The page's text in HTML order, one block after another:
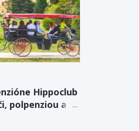
Hippoclub
polpenziou a